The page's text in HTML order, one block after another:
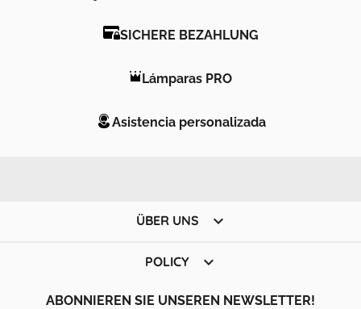
SICHERE BEZAHLUNG
Lámparas PRO
Asistencia personalizada
ÜBER UNS 
POLICY 
ABONNIEREN SIE UNSEREN NEWSLETTER!